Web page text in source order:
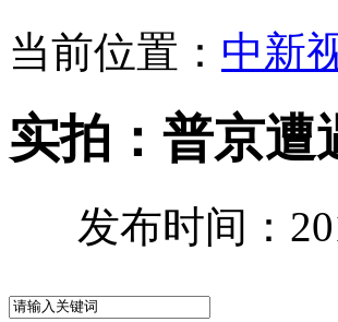
当前位置： 中新
实拍：普京遭
发布时间：